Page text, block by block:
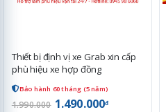
Thiết bị định vị xe Grab xin cấp
phù hiệu xe hợp đồng
Bảo hành 60 tháng (5 năm)
1.990.000 1.490.000đ